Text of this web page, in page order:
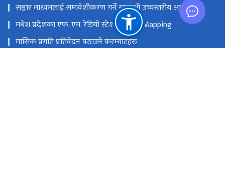
सञ्चार माध्यमलाई समावेशीकरण गर्ने सम्बन्धी उच्चस्तरीय आयोग
मधेश प्रदेशका एफ. एम. रेडियो स्टेशनको GIS Mapping
मासिक प्रगति प्रतिवेदन पठाउने फरम्याटहरु